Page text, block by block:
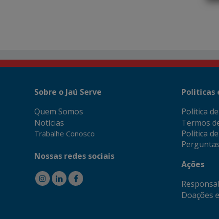
Sobre o Jaú Serve
Quem Somos
Notícias
Trabalhe Conosco
Nossas redes sociais
Politicas
Política
Termos
Política
Ações
Doações